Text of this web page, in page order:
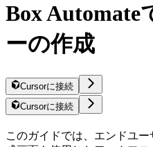
Box Automate
ーの作成
Cursorに接続
Cursorに接続
このガイドでは、エンドユー